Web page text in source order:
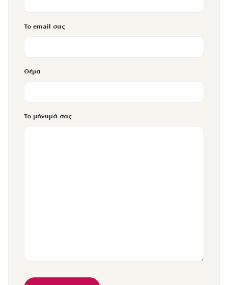
Το email σας
Θέμα
Το μήνυμά σας